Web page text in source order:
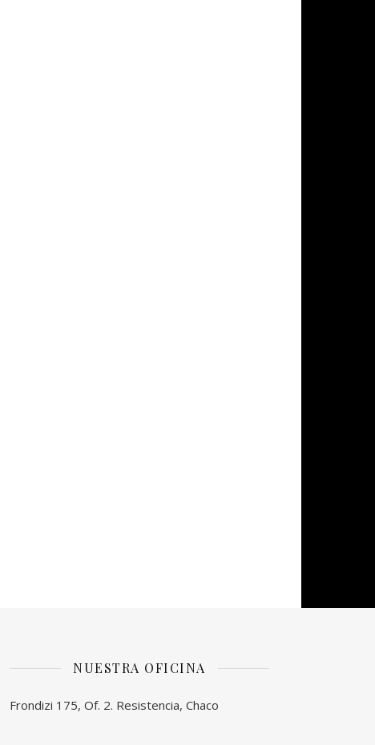
NUESTRA OFICINA
Frondizi 175, Of. 2. Resistencia, Chaco